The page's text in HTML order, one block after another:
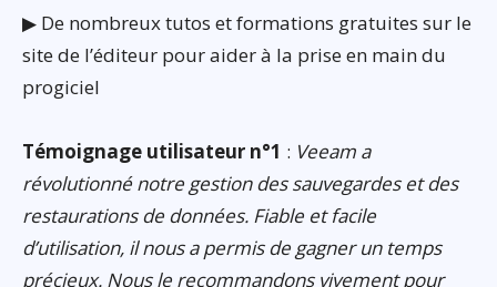
▶ De nombreux tutos et formations gratuites sur le
site de l’éditeur pour aider à la prise en main du
progiciel
Témoignage utilisateur n°1 : Veeam a
révolutionné notre gestion des sauvegardes et des
restaurations de données. Fiable et facile
d’utilisation, il nous a permis de gagner un temps
précieux. Nous le recommandons vivement pour